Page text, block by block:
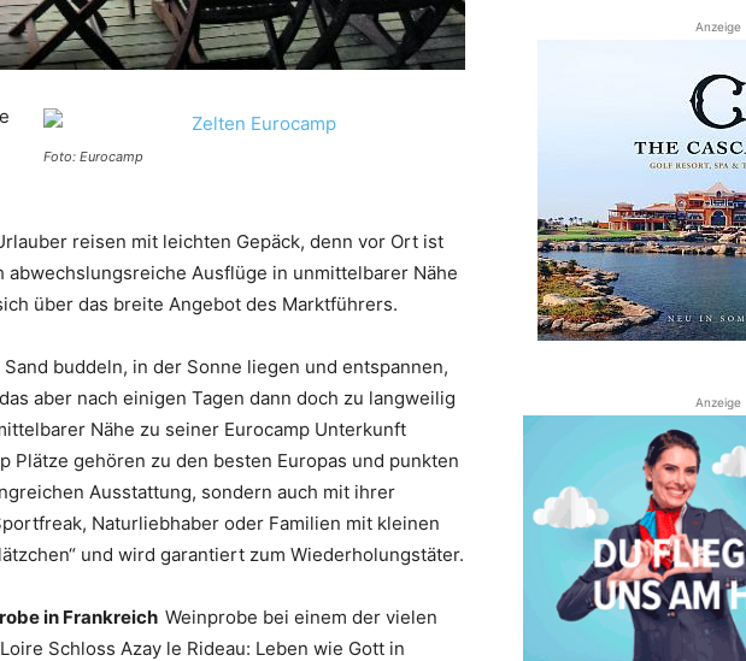
Foto: Eurocamp
reisen mit leichten Gepäck, denn vor Ort ist
abwechslungsreiche Ausflüge in unmittelbarer Nähe
über das breite Angebot des Marktführers.
buddeln, in der Sonne liegen und entspannen,
aber nach einigen Tagen dann doch zu langweilig
Nähe zu seiner Eurocamp Unterkunft
Plätze gehören zu den besten Europas und punkten
Ausstattung, sondern auch mit ihrer
Naturliebhaber oder Familien mit kleinen
und wird garantiert zum Wiederholungstäter.
in Frankreich Weinprobe bei einem der vielen
Schloss Azay le Rideau: Leben wie Gott in
Anzeige
Anzeige